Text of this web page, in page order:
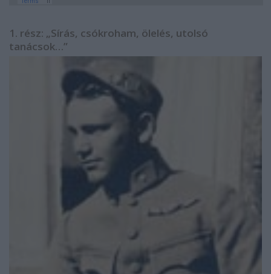
1. rész: „Sírás, csókroham, ölelés, utolsó
tanácsok…”